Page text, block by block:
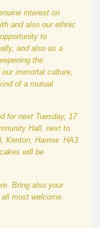
interest on
and also our ethnic
to
andalso as a
the
immortal culture,
of a mutual
for next Tuesday, 17
Hall, next to
Kenton, Harrow HA3
will be
Bring also your
most welcome.